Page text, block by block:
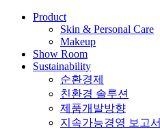
Product
Skin & Personal Care
Makeup
Show Room
Sustainability
순환경제
친환경 솔루션
제품개발방향
지속가능경영 보고서